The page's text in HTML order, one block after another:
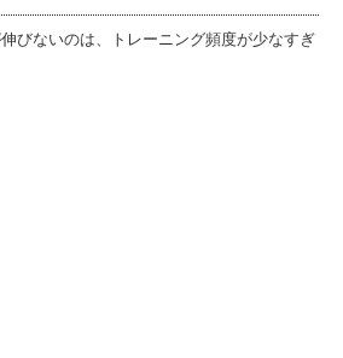
びないのは、トレーニング頻度が少なすぎ